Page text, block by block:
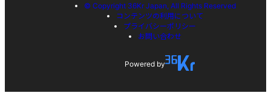
© Copyright 36Kr Japan, All Rights Reserved
コンテンツの利用について
プライバシーポリシー
お問い合わせ
Powered by